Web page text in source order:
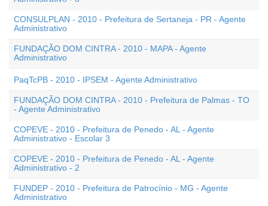
CONSULPLAN - 2010 - Prefeitura de Sertaneja - PR - Agente
Administrativo
FUNDAÇÃO DOM CINTRA - 2010 - MAPA - Agente
Administrativo
PaqTcPB - 2010 - IPSEM - Agente Administrativo
FUNDAÇÃO DOM CINTRA - 2010 - Prefeitura de Palmas - TO
- Agente Administrativo
COPEVE - 2010 - Prefeitura de Penedo - AL - Agente
Administrativo - Escolar 3
COPEVE - 2010 - Prefeitura de Penedo - AL - Agente
Administrativo - 2
FUNDEP - 2010 - Prefeitura de Patrocínio - MG - Agente
Administrativo